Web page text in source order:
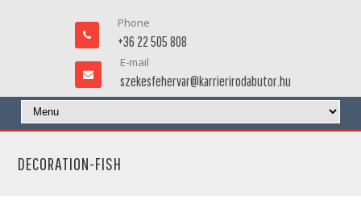
Phone
+36 22 505 808
E-mail
szekesfehervar@karrierirodabutor.hu
DECORATION-FISH